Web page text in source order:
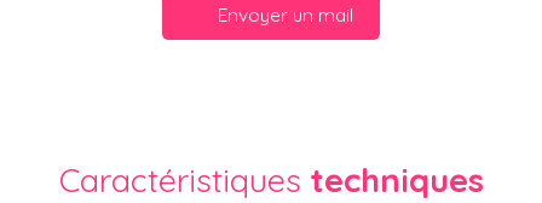
Envoyer un mail
Caractéristiques techniques